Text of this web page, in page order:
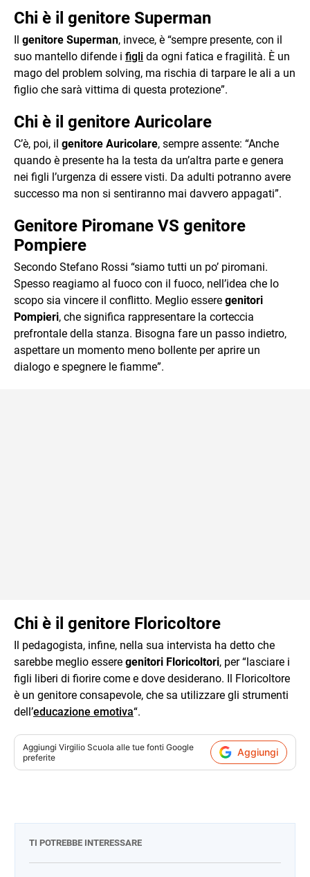
Chi è il genitore Superman
Il genitore Superman, invece, è “sempre presente, con il
suo mantello difende i figli da ogni fatica e fragilità. È un
mago del problem solving, ma rischia di tarpare le ali a un
figlio che sarà vittima di questa protezione”.
Chi è il genitore Auricolare
C’è, poi, il genitore Auricolare, sempre assente: “Anche
quando è presente ha la testa da un’altra parte e genera
nei figli l’urgenza di essere visti. Da adulti potranno avere
successo ma non si sentiranno mai davvero appagati”.
Genitore Piromane VS genitore
Pompiere
Secondo Stefano Rossi “siamo tutti un po’ piromani.
Spesso reagiamo al fuoco con il fuoco, nell’idea che lo
scopo sia vincere il conflitto. Meglio essere genitori
Pompieri, che significa rappresentare la corteccia
prefrontale della stanza. Bisogna fare un passo indietro,
aspettare un momento meno bollente per aprire un
dialogo e spegnere le fiamme”.
Chi è il genitore Floricoltore
Il pedagogista, infine, nella sua intervista ha detto che
sarebbe meglio essere genitori Floricoltori, per “lasciare i
figli liberi di fiorire come e dove desiderano. Il Floricoltore
è un genitore consapevole, che sa utilizzare gli strumenti
dell’educazione emotiva“.
Aggiungi Virgilio Scuola alle tue fonti Google
preferite
Aggiungi
TI POTREBBE INTERESSARE